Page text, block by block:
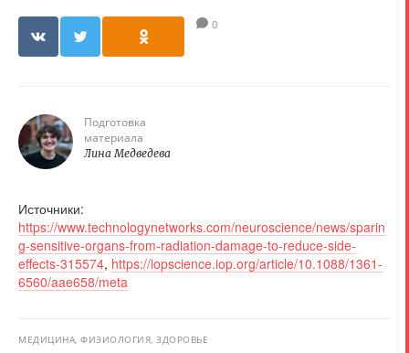
0
Подготовка
материала
Лина Медведева
Источники:
https://www.technologynetworks.com/neuroscience/news/sparin
g-sensitive-organs-from-radiation-damage-to-reduce-side-
effects-315574, https://iopscience.iop.org/article/10.1088/1361-
6560/aae658/meta
МЕДИЦИНА, ФИЗИОЛОГИЯ, ЗДОРОВЬЕ